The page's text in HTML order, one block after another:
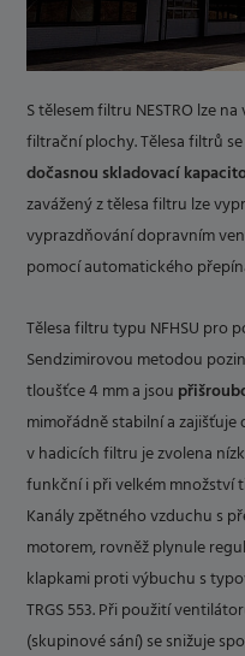
S tělesem filtru NESTRO lze
filtrační plochy. Tělesa filtrů
dočasnou skladovací
zavážený z tělesa filtru lze
vyprazdňování dopravním
pomocí automatického
Tělesa filtru typu NFHSU pro
Sendzimirovou metodou
tloušťce 4 mm a jsou
mimořádně stabilní a
v hadicích filtru je zvolena
funkční i při velkém množství
Kanály zpětného vzduchu s
motorem, rovněž plynule
klapkami proti výbuchu s
TRGS 553. Při použití
(skupinové sání) se snižuje